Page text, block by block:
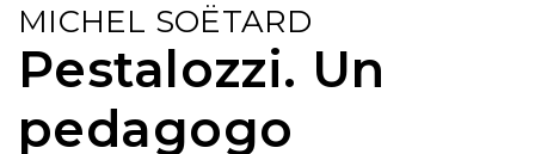
MICHEL SOËTARD
Pestalozzi. Un
pedagogo